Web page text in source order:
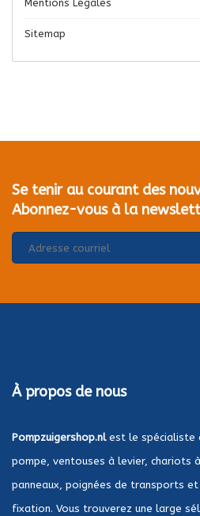
Mentions Légales
Sitemap
Se tenir au courant des
Abonnez-vous à la
À propos de nous
Pompzuigershop.nlest le spécialiste
pompe, ventouses à levier, chariots
panneaux, poignées de transports
fixation. Vous trouverez une large